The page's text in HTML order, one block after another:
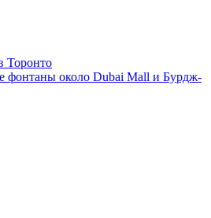
Торонто
около Dubai Mall и Бурдж-